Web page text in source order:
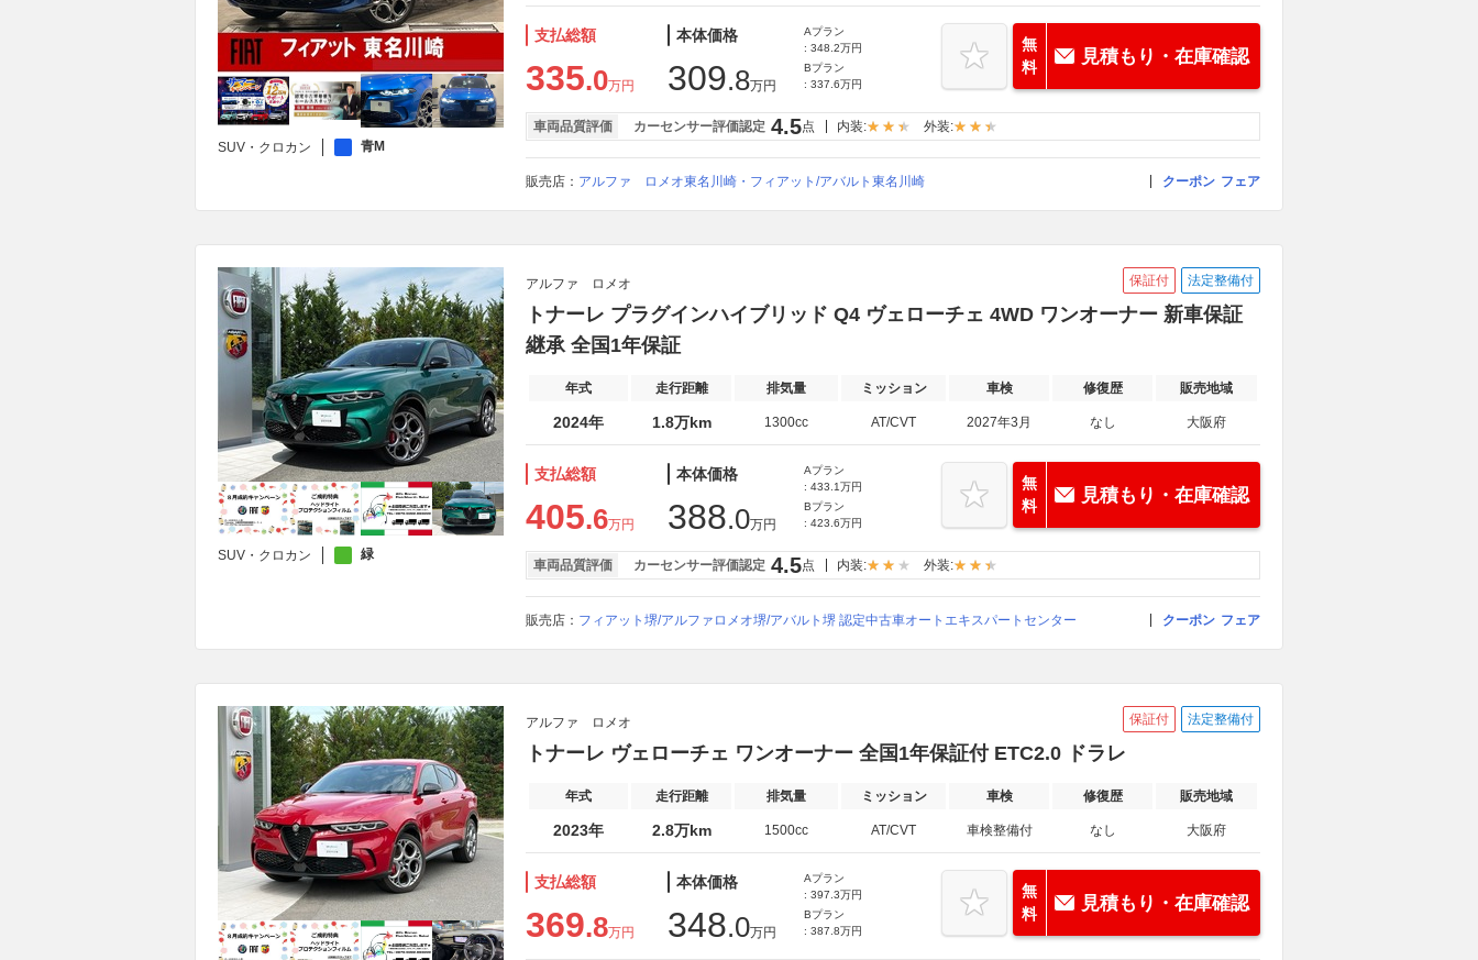
SUV・クロカン 青M
支払総額
335.0万円
本体価格
309.8万円
Aプラン
: 348.2万円
Bプラン
: 337.6万円
無
料
見積もり・在庫確認
車両品質評価 カーセンサー評価認定 4.5点 内装: 外装:
販売店： アルファ ロメオ東名川崎・フィアット/アバルト東名川崎 クーポン フェア
SUV・クロカン 緑
アルファ ロメオ 保証付 法定整備付
トナーレ プラグインハイブリッド Q4 ヴェローチェ 4WD ワンオーナー 新車保証
継承 全国1年保証
年式 走行距離 排気量 ミッション 車検 修復歴 販売地域
2024年 1.8万km 1300cc AT/CVT 2027年3月 なし 大阪府
支払総額
405.6万円
本体価格
388.0万円
Aプラン
: 433.1万円
Bプラン
: 423.6万円
無
料
見積もり・在庫確認
車両品質評価 カーセンサー評価認定 4.5点 内装: 外装:
販売店： フィアット堺/アルファロメオ堺/アバルト堺 認定中古車オートエキスパートセンター クーポン フェア
アルファ ロメオ 保証付 法定整備付
トナーレ ヴェローチェ ワンオーナー 全国1年保証付 ETC2.0 ドラレ
年式 走行距離 排気量 ミッション 車検 修復歴 販売地域
2023年 2.8万km 1500cc AT/CVT 車検整備付 なし 大阪府
支払総額
369.8万円
本体価格
348.0万円
Aプラン
: 397.3万円
Bプラン
: 387.8万円
無
料
見積もり・在庫確認